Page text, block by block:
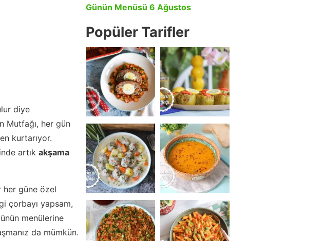
diye
Mutfağı, her gün
kurtarıyor.
artık akşama
her güne özel
çorbayı yapsam,
menülerine
da mümkün.
Günün Menüsü 6 Ağustos
Popüler Tarifler